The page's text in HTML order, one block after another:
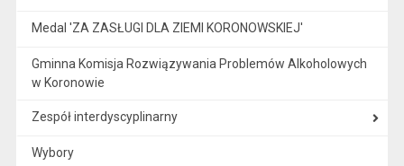
Medal 'ZA ZASŁUGI DLA ZIEMI KORONOWSKIEJ'
Gminna Komisja Rozwiązywania Problemów Alkoholowych
w Koronowie
Zespół interdyscyplinarny
Wybory